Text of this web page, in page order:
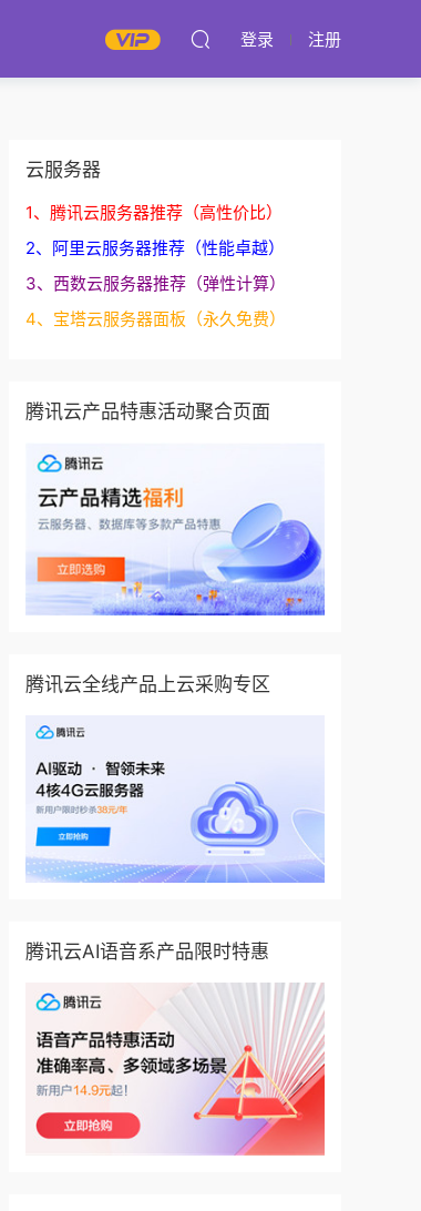
登录 注册
云服务器
1、腾讯云服务器推荐（高性价比）
2、阿里云服务器推荐（性能卓越）
3、西数云服务器推荐（弹性计算）
4、宝塔云服务器面板（永久免费）
腾讯云产品特惠活动聚合页面
腾讯云全线产品上云采购专区
腾讯云AI语音系产品限时特惠